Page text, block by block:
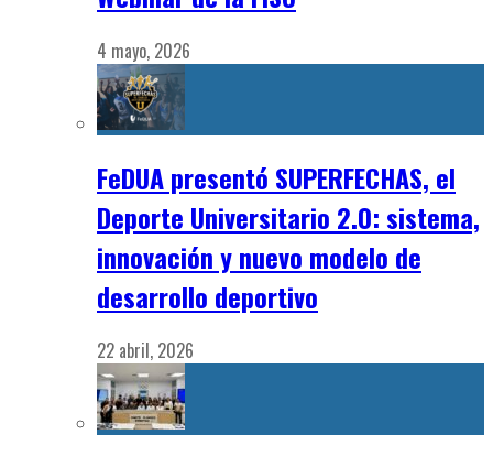
4 mayo, 2026
FeDUA presentó SUPERFECHAS, el
Deporte Universitario 2.0: sistema,
innovación y nuevo modelo de
desarrollo deportivo
22 abril, 2026